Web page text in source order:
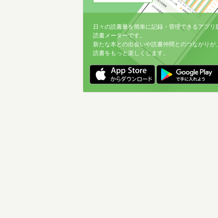
日々の読書量を簡単に記録・管理できるアプリ
読書メーターです。
新たな本との出会いや読書仲間とのつながりが
読書をもっと楽しくします。